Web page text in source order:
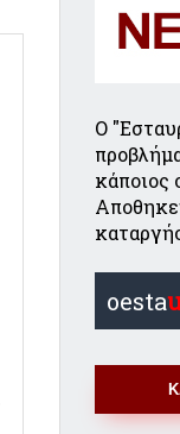
Ο
κάποιος
oesta